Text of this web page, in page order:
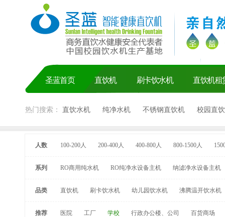
圣蓝首页 直饮机 刷卡饮水机 直饮机租
热门搜索： 直饮水机 纯净水机 不锈钢直饮机 校园直
人数 100-200人 200-400人 400-800人 800-1500人
系列 RO商用纯水机 RO纯净水设备主机 纳滤净水设备主机
品类 直饮机 刷卡饮水机 幼儿园饮水机 沸腾温开饮水机
推荐 医院 工厂 学校 行政办公楼、公司 百货商场